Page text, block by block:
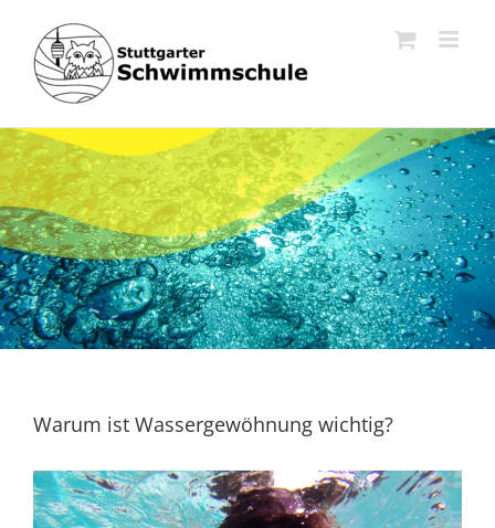
Inhalt
springen
Warum ist Wassergewöhnung wichtig?